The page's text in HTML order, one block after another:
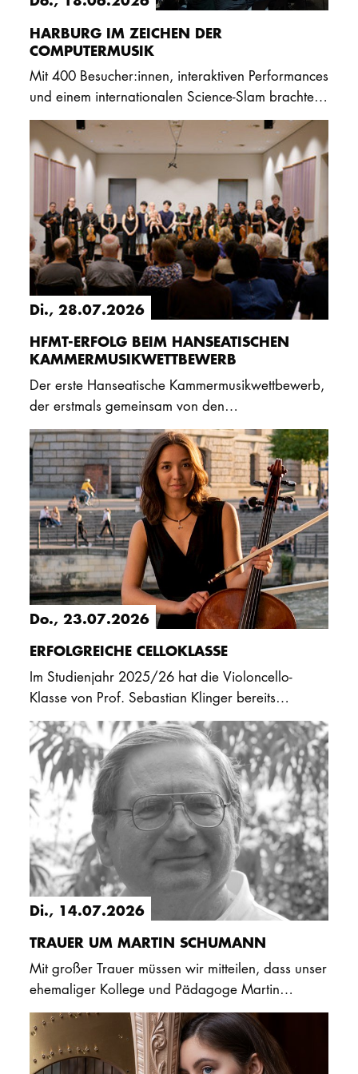
HARBURG IM ZEICHEN DER
COMPUTERMUSIK
Mit 400 Besucher:innen, interaktiven Performances
und einem internationalen Science-Slam brachte
die Off-ICMC aktuelle Forschung zu
computergestützter Musik aus…
Di., 28.07.2026
HFMT-ERFOLG BEIM HANSEATISCHEN
KAMMERMUSIKWETTBEWERB
Der erste Hanseatische Kammermusikwettbewerb,
der erstmals gemeinsam von den
Musikhochschulen Hamburg, Lübeck und Rostock
in Rostock veranstaltet wurde, war ein…
Do., 23.07.2026
ERFOLGREICHE CELLOKLASSE
Im Studienjahr 2025/26 hat die Violoncello-
Klasse von Prof. Sebastian Klinger bereits
zahlreiche schöne Erfolge und Karriereschritte zu
vermelden. Zum…
Di., 14.07.2026
TRAUER UM MARTIN SCHUMANN
Mit großer Trauer müssen wir mitteilen, dass unser
ehemaliger Kollege und Pädagoge Martin
Schumann am 3. Juli 2026 im Alter von 75 Jahren
verstorben ist. Martin…
Intranet
Online-